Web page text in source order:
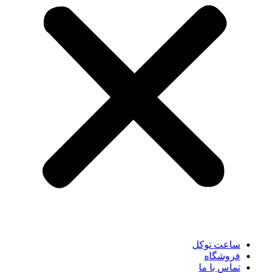
ساعت توکل
فروشگاه
تماس با ما